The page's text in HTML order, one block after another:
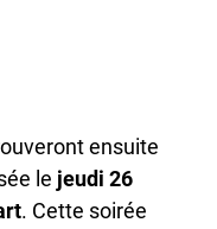
ensuite
le jeudi 26
. Cette soirée